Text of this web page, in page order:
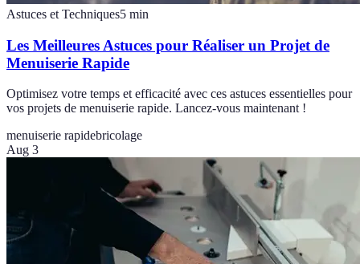
Astuces et Techniques5 min
Les Meilleures Astuces pour Réaliser un Projet de
Menuiserie Rapide
Optimisez votre temps et efficacité avec ces astuces essentielles pour
vos projets de menuiserie rapide. Lancez-vous maintenant !
menuiserie rapidebricolage
Aug 3